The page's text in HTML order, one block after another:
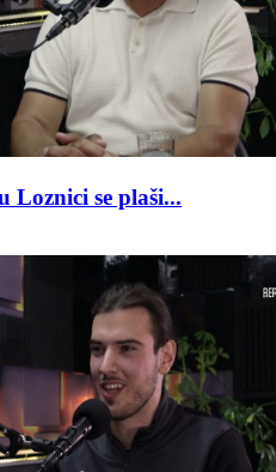
Loznici se plaši...